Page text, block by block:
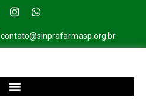
contato@sinprafarmasp.org.br